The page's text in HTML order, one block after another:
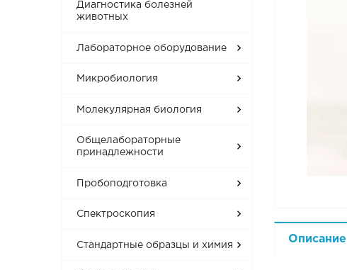
Диагностика болезней
животных
Лабораторное оборудование
Микробиология
Молекулярная биология
Общелабораторные
принадлежности
Пробоподготовка
Спектроскопия
Стандартные образцы и химия
Описание